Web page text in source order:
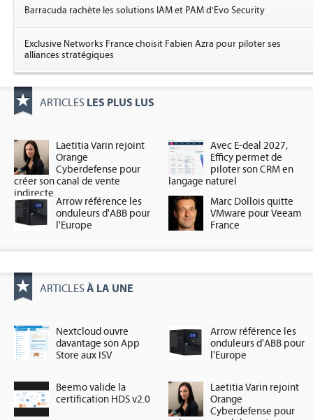
Barracuda rachète les solutions IAM et PAM d'Evo Security
Exclusive Networks France choisit Fabien Azra pour piloter ses
alliances stratégiques
ARTICLES LES PLUS LUS
Laetitia Varin rejoint
Orange
Cyberdefense pour
créer son canal de vente
indirecte
Avec E-deal 2027,
Efficy permet de
piloter son CRM en
langage naturel
Arrow référence les
onduleurs d'ABB pour
l'Europe
Marc Dollois quitte
VMware pour Veeam
France
ARTICLES À LA UNE
Nextcloud ouvre
davantage son App
Store aux ISV
Arrow référence les
onduleurs d'ABB pour
l'Europe
Beemo valide la
certification HDS v2.0
Laetitia Varin rejoint
Orange
Cyberdefense pour